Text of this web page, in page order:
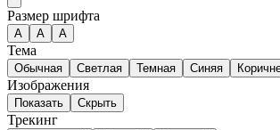
Размер шрифта
А A A
Тема
Обычная Светлая Темная Синяя
Изображения
Показать Скрыть
Трекинг